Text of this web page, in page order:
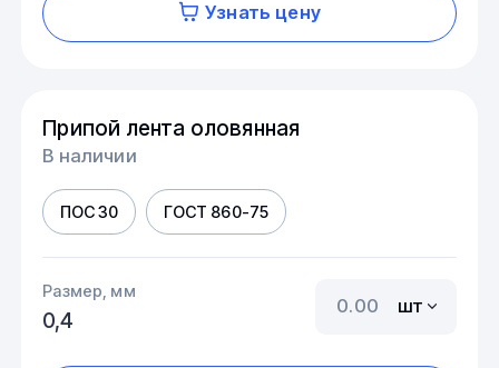
Узнать цену
Припой лента оловянная
В наличии
ПОС 30 ГОСТ 860-75
Размер, мм
0,4
шт